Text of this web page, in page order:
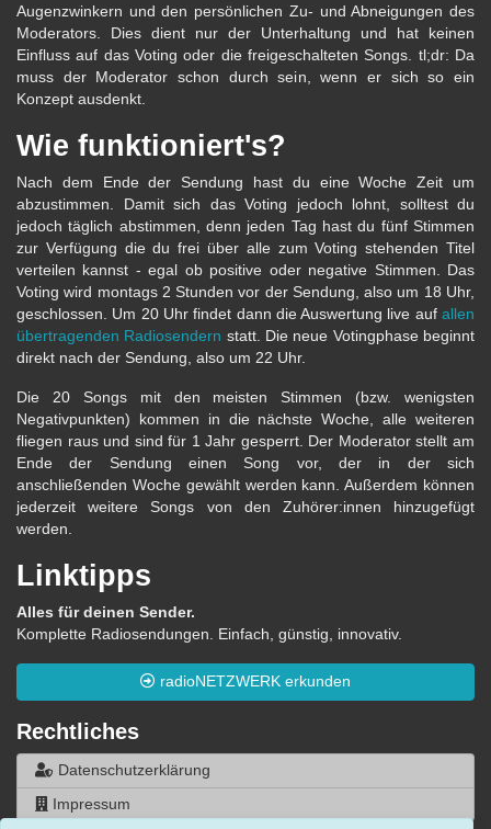
Augenzwinkern und den persönlichen Zu- und Abneigungen des
Moderators. Dies dient nur der Unterhaltung und hat keinen
Einfluss auf das Voting oder die freigeschalteten Songs. tl;dr: Da
muss der Moderator schon durch sein, wenn er sich so ein
Konzept ausdenkt.
Wie funktioniert's?
Nach dem Ende der Sendung hast du eine Woche Zeit um
abzustimmen. Damit sich das Voting jedoch lohnt, solltest du
jedoch täglich abstimmen, denn jeden Tag hast du fünf Stimmen
zur Verfügung die du frei über alle zum Voting stehenden Titel
verteilen kannst - egal ob positive oder negative Stimmen. Das
Voting wird montags 2 Stunden vor der Sendung, also um 18 Uhr,
geschlossen. Um 20 Uhr findet dann die Auswertung live auf allen
übertragenden Radiosendern statt. Die neue Votingphase beginnt
direkt nach der Sendung, also um 22 Uhr.
Die 20 Songs mit den meisten Stimmen (bzw. wenigsten
Negativpunkten) kommen in die nächste Woche, alle weiteren
fliegen raus und sind für 1 Jahr gesperrt. Der Moderator stellt am
Ende der Sendung einen Song vor, der in der sich
anschließenden Woche gewählt werden kann. Außerdem können
jederzeit weitere Songs von den Zuhörer:innen hinzugefügt
werden.
Linktipps
Alles für deinen Sender.
Komplette Radiosendungen. Einfach, günstig, innovativ.
radioNETZWERK erkunden
Rechtliches
Datenschutzerklärung
Impressum